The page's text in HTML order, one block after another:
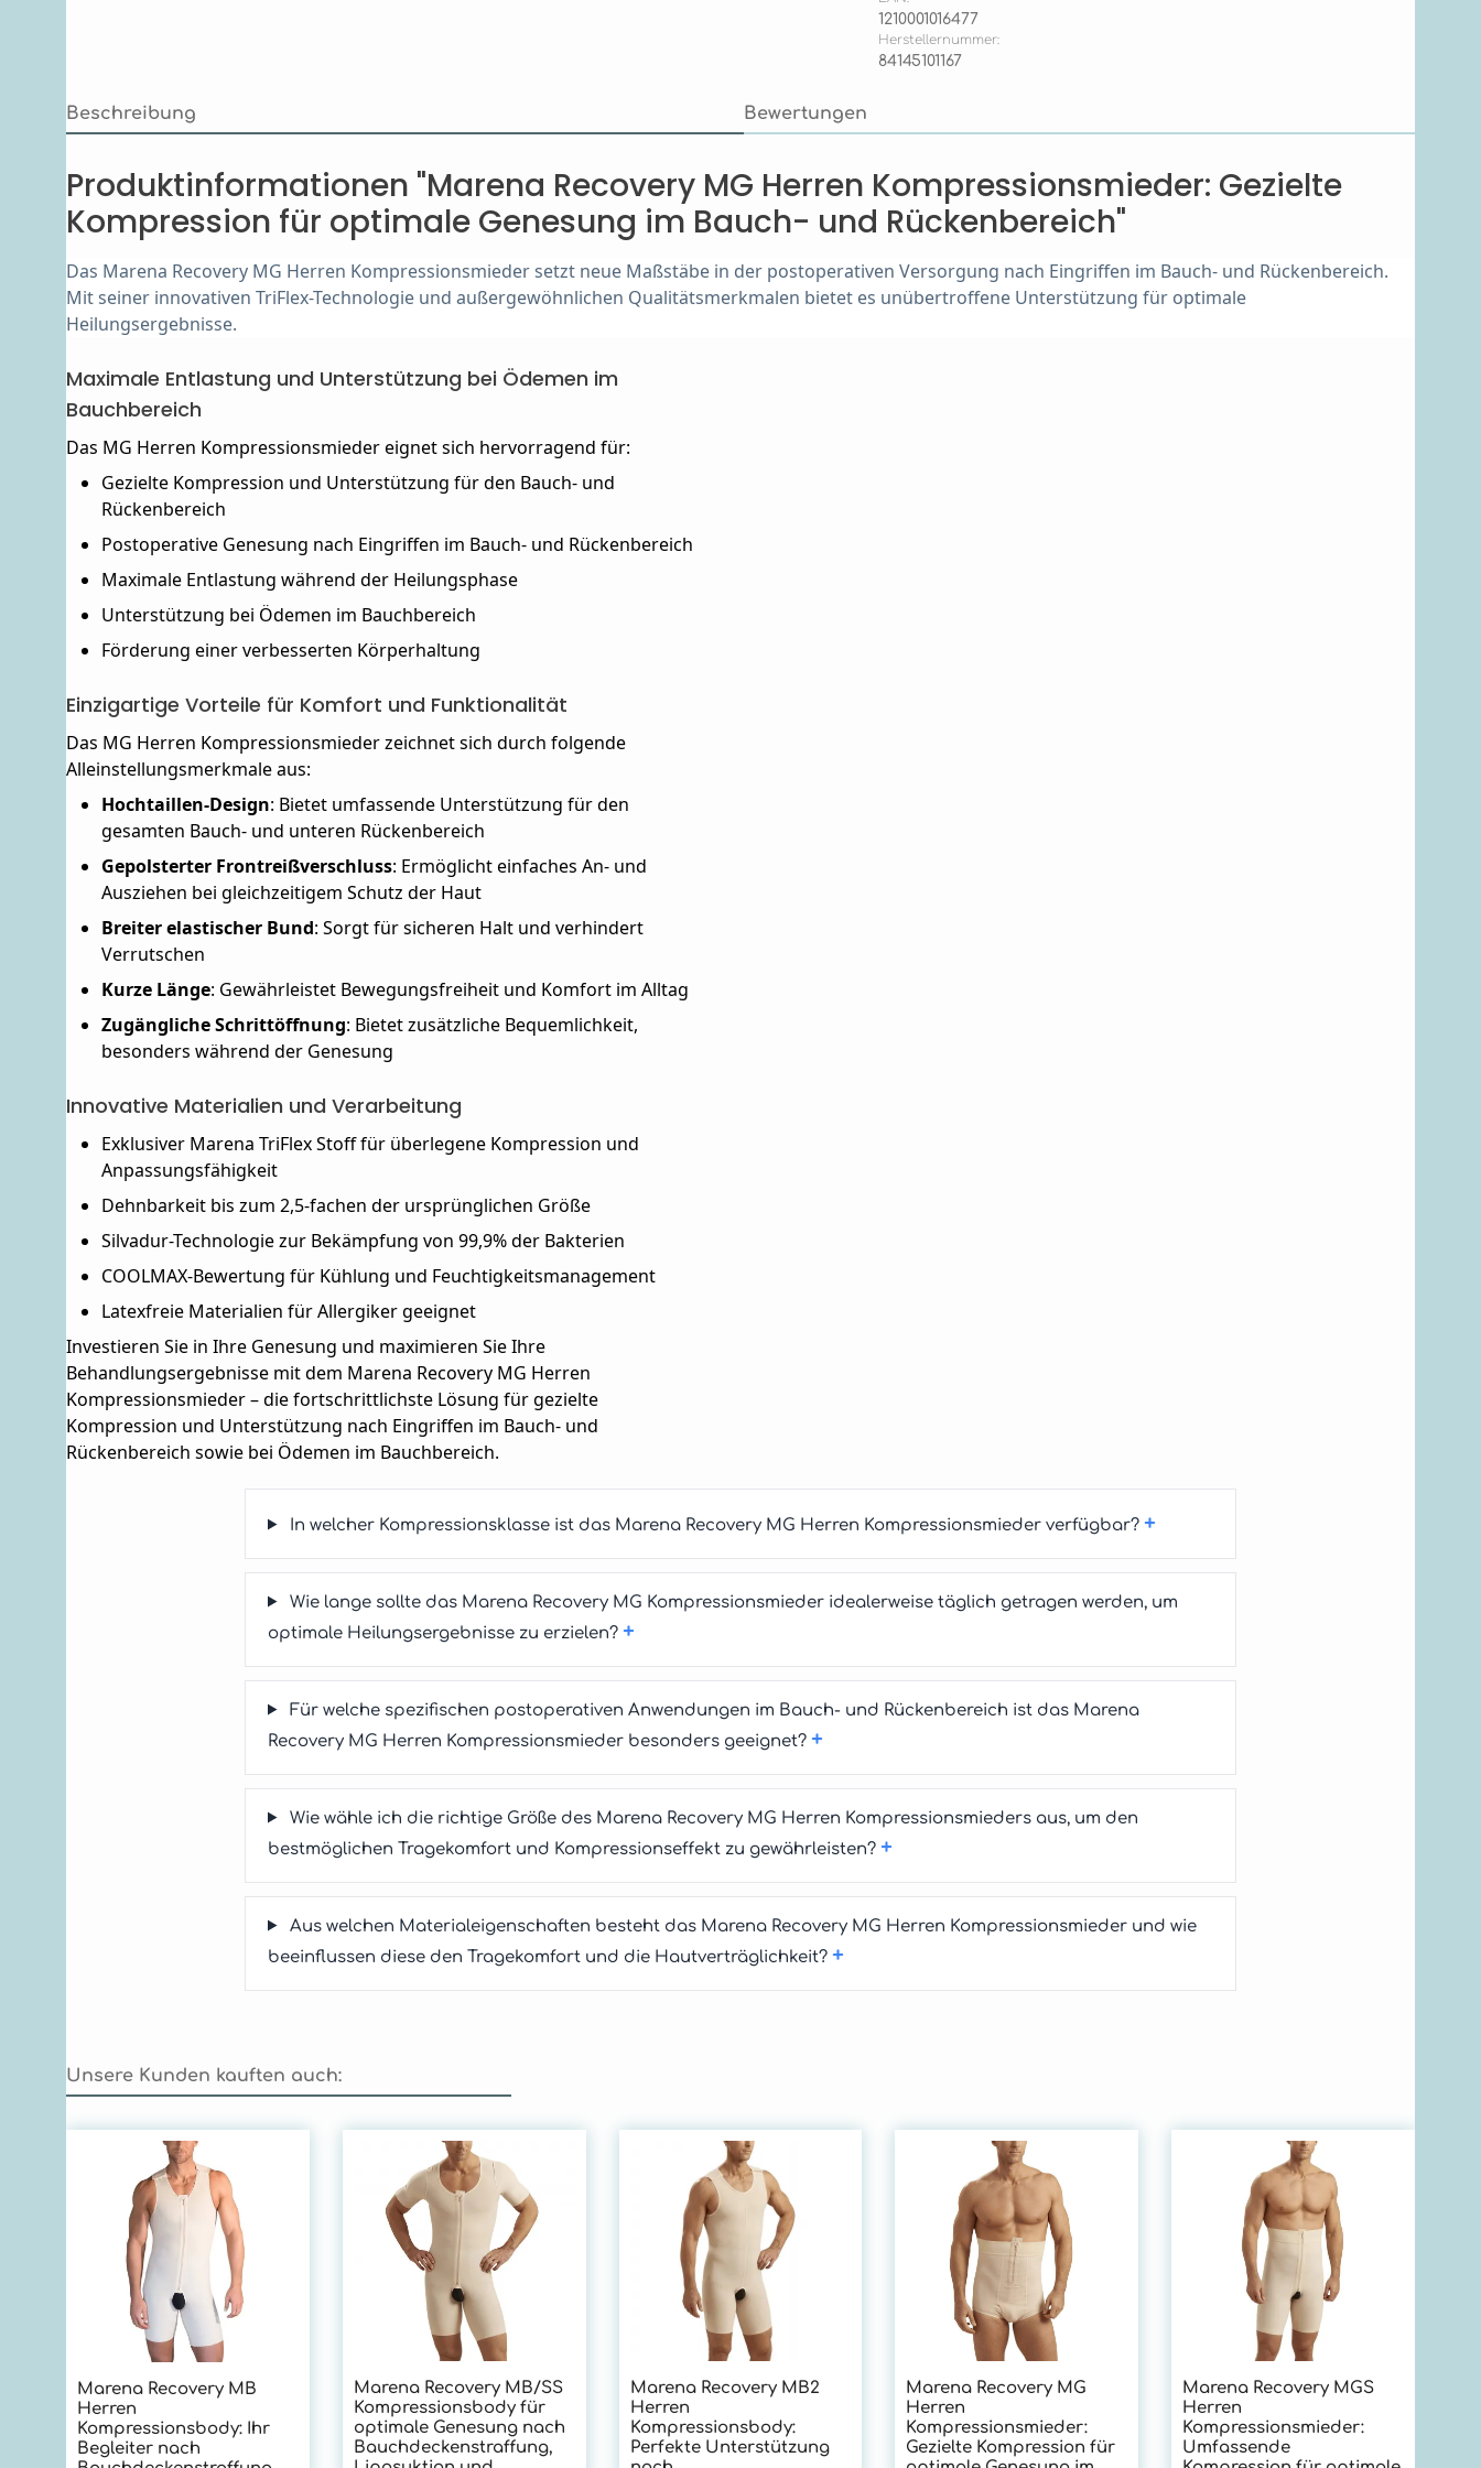
1210001016477
Herstellernummer:
84145101167
Beschreibung Bewertungen
Produktinformationen "Marena Recovery MG Herren Kompressionsmieder: Gezielte
Kompression für optimale Genesung im Bauch- und Rückenbereich"
Das Marena Recovery MG Herren Kompressionsmieder setzt neue Maßstäbe in der postoperativen Versorgung nach Eingriffen im Bauch- und Rückenbereich.
Mit seiner innovativen TriFlex-Technologie und außergewöhnlichen Qualitätsmerkmalen bietet es unübertroffene Unterstützung für optimale
Heilungsergebnisse.
Maximale Entlastung und Unterstützung bei Ödemen im
Bauchbereich
Das MG Herren Kompressionsmieder eignet sich hervorragend für:
Gezielte Kompression und Unterstützung für den Bauch- und
Rückenbereich
Postoperative Genesung nach Eingriffen im Bauch- und Rückenbereich
Maximale Entlastung während der Heilungsphase
Unterstützung bei Ödemen im Bauchbereich
Förderung einer verbesserten Körperhaltung
Einzigartige Vorteile für Komfort und Funktionalität
Das MG Herren Kompressionsmieder zeichnet sich durch folgende
Alleinstellungsmerkmale aus:
Hochtaillen-Design: Bietet umfassende Unterstützung für den
gesamten Bauch- und unteren Rückenbereich
Gepolsterter Frontreißverschluss: Ermöglicht einfaches An- und
Ausziehen bei gleichzeitigem Schutz der Haut
Breiter elastischer Bund: Sorgt für sicheren Halt und verhindert
Verrutschen
Kurze Länge: Gewährleistet Bewegungsfreiheit und Komfort im Alltag
Zugängliche Schrittöffnung: Bietet zusätzliche Bequemlichkeit,
besonders während der Genesung
Innovative Materialien und Verarbeitung
Exklusiver Marena TriFlex Stoff für überlegene Kompression und
Anpassungsfähigkeit
Dehnbarkeit bis zum 2,5-fachen der ursprünglichen Größe
Silvadur-Technologie zur Bekämpfung von 99,9% der Bakterien
COOLMAX-Bewertung für Kühlung und Feuchtigkeitsmanagement
Latexfreie Materialien für Allergiker geeignet
Investieren Sie in Ihre Genesung und maximieren Sie Ihre
Behandlungsergebnisse mit dem Marena Recovery MG Herren
Kompressionsmieder – die fortschrittlichste Lösung für gezielte
Kompression und Unterstützung nach Eingriffen im Bauch- und
Rückenbereich sowie bei Ödemen im Bauchbereich.
In welcher Kompressionsklasse ist das Marena Recovery MG Herren Kompressionsmieder verfügbar? +
Wie lange sollte das Marena Recovery MG Kompressionsmieder idealerweise täglich getragen werden, um
optimale Heilungsergebnisse zu erzielen? +
Für welche spezifischen postoperativen Anwendungen im Bauch- und Rückenbereich ist das Marena
Recovery MG Herren Kompressionsmieder besonders geeignet? +
Wie wähle ich die richtige Größe des Marena Recovery MG Herren Kompressionsmieders aus, um den
bestmöglichen Tragekomfort und Kompressionseffekt zu gewährleisten? +
Aus welchen Materialeigenschaften besteht das Marena Recovery MG Herren Kompressionsmieder und wie
beeinflussen diese den Tragekomfort und die Hautverträglichkeit? +
Unsere Kunden kauften auch:
Produktgalerie überspringen
Marena Recovery MB
Herren
Kompressionsbody: Ihr
Begleiter nach
Marena Recovery MB/SS
Kompressionsbody für
optimale Genesung nach
Bauchdeckenstraffung,
Marena Recovery MB2
Herren
Kompressionsbody:
Perfekte Unterstützung
Marena Recovery MG
Herren
Kompressionsmieder:
Gezielte Kompression für
Marena Recovery MGS
Herren
Kompressionsmieder:
Umfassende